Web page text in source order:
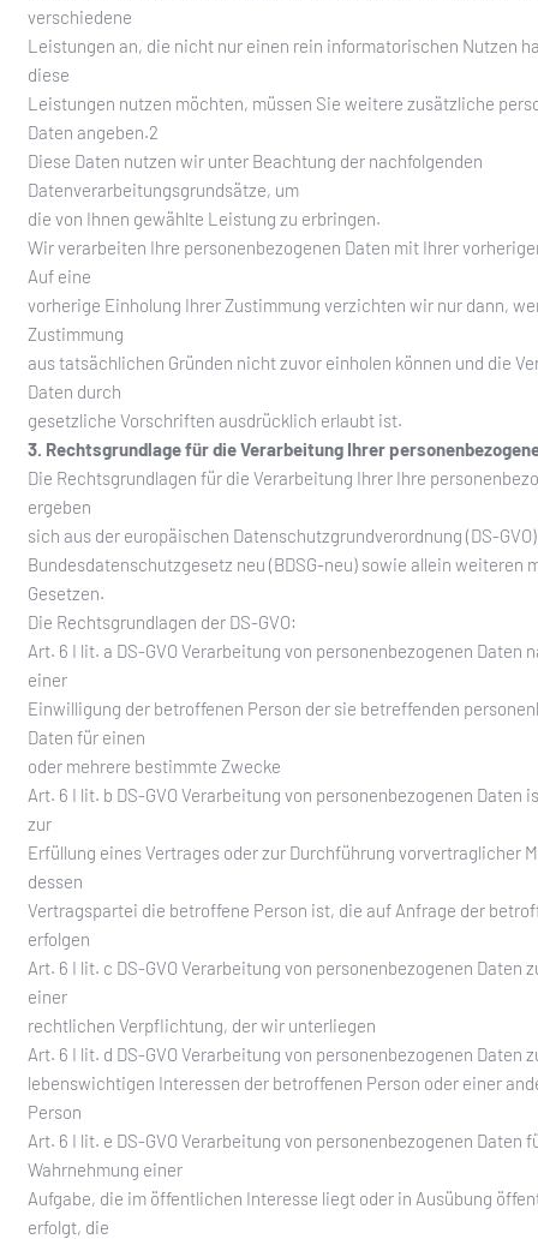
verschiedene
Leistungen an, die nicht nur einen rein informatorischen Nutzen
diese
Leistungen nutzen möchten, müssen Sie weitere zusätzliche
Daten angeben.2
Diese Daten nutzen wir unter Beachtung der nachfolgenden
Datenverarbeitungsgrundsätze, um
die von Ihnen gewählte Leistung zu erbringen.
Wir verarbeiten Ihre personenbezogenen Daten mit Ihrer
Auf eine
vorherige Einholung Ihrer Zustimmung verzichten wir nur dann,
Zustimmung
aus tatsächlichen Gründen nicht zuvor einholen können und die
Daten durch
gesetzliche Vorschriften ausdrücklich erlaubt ist.
3. Rechtsgrundlage für die Verarbeitung Ihrer
Die Rechtsgrundlagen für die Verarbeitung Ihrer Ihre
ergeben
sich aus der europäischen Datenschutzgrundverordnung (DS-
Bundesdatenschutzgesetz neu (BDSG-neu) sowie allein weiteren
Gesetzen.
Die Rechtsgrundlagen der DS-GVO:
Art. 6 I lit. a DS-GVO Verarbeitung von personenbezogenen Daten
einer
Einwilligung der betroffenen Person der sie betreffenden
Daten für einen
oder mehrere bestimmte Zwecke
Art. 6 I lit. b DS-GVO Verarbeitung von personenbezogenen Daten
zur
Erfüllung eines Vertrages oder zur Durchführung vorvertraglicher
dessen
Vertragspartei die betroffene Person ist, die auf Anfrage der
erfolgen
Art. 6 I lit. c DS-GVO Verarbeitung von personenbezogenen Daten
einer
rechtlichen Verpflichtung, der wir unterliegen
Art. 6 I lit. d DS-GVO Verarbeitung von personenbezogenen Daten
lebenswichtigen Interessen der betroffenen Person oder einer
Person
Art. 6 I lit. e DS-GVO Verarbeitung von personenbezogenen Daten
Wahrnehmung einer
Aufgabe, die im öffentlichen Interesse liegt oder in Ausübung
erfolgt, die